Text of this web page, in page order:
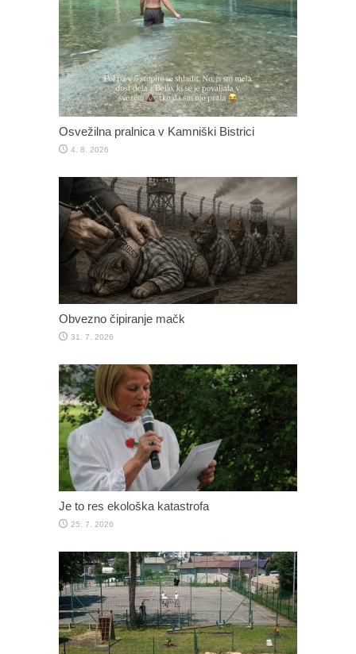
Osvežilna pralnica v Kamniški Bistrici
4. 8. 2026
Obvezno čipiranje mačk
31. 7. 2026
Je to res ekološka katastrofa
25. 7. 2026